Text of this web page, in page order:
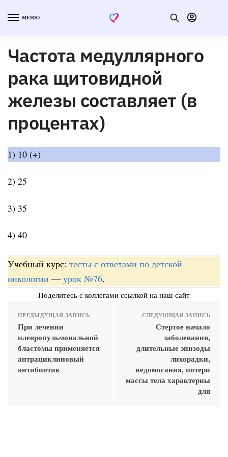
МЕНЮ
Частота медуллярного
рака щитовидной
железы составляет (в
процентах)
1) 10 (+)
2) 25
3) 35
4) 40
Учебный курс: тесты с ответами по детской
онкологии — урок №76.
Поделитесь с коллегами ссылкой на наш сайт
ПРЕДЫДУЩАЯ ЗАПИСЬ
При лечении
плевропульмональной
бластомы применяется
антрациклиновый
антибиотик
СЛЕДУЮЩАЯ ЗАПИСЬ
Стертое начало
заболевания,
длительные эпизоды
лихорадки,
недомогания, потери
массы тела характерны
для